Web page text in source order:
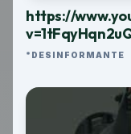
https://
*DESINFORMANTE